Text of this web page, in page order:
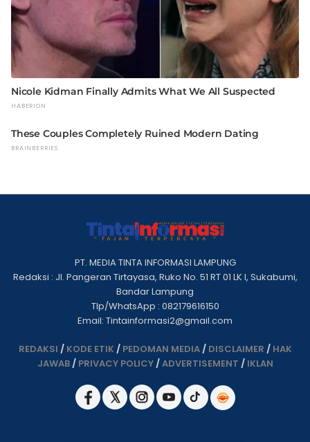
PT. MEDIA TINTA INFORMASI LAMPUNG
Redaksi : Jl. Pangeran Tirtayasa, Ruko No. 51 RT 01 LK I, Sukabumi,
Bandar Lampung
Tlp/WhatsApp : 082179616150
Email: Tintainformasi2@gmail.com
REDAKSI / KODE ETIK / PEDOMAN MEDIA/ DISCLAIMER / HAK
JAWAB/ PRIVACY POLICY/ADVERTISEMENT / IKLAN